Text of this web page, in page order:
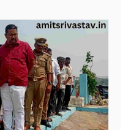
शत नाम स्तोत्र, कवच
जानिए। कालभैरवाष्टमी
सिद्ध होंगे और शत्रु परेशान
…Read more